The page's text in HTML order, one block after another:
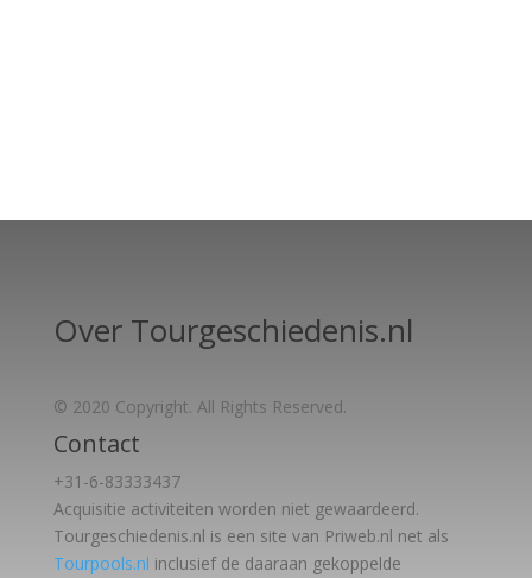
Over Tourgeschiedenis.nl
© 2020 Copyright. All Rights Reserved.
Contact
+31-6-83333437
Acquisitie activiteiten worden niet gewaardeerd.
Tourgeschiedenis.nl is een site van Priweb.nl net als
Tourpools.nl inclusief de daaraan gekoppelde